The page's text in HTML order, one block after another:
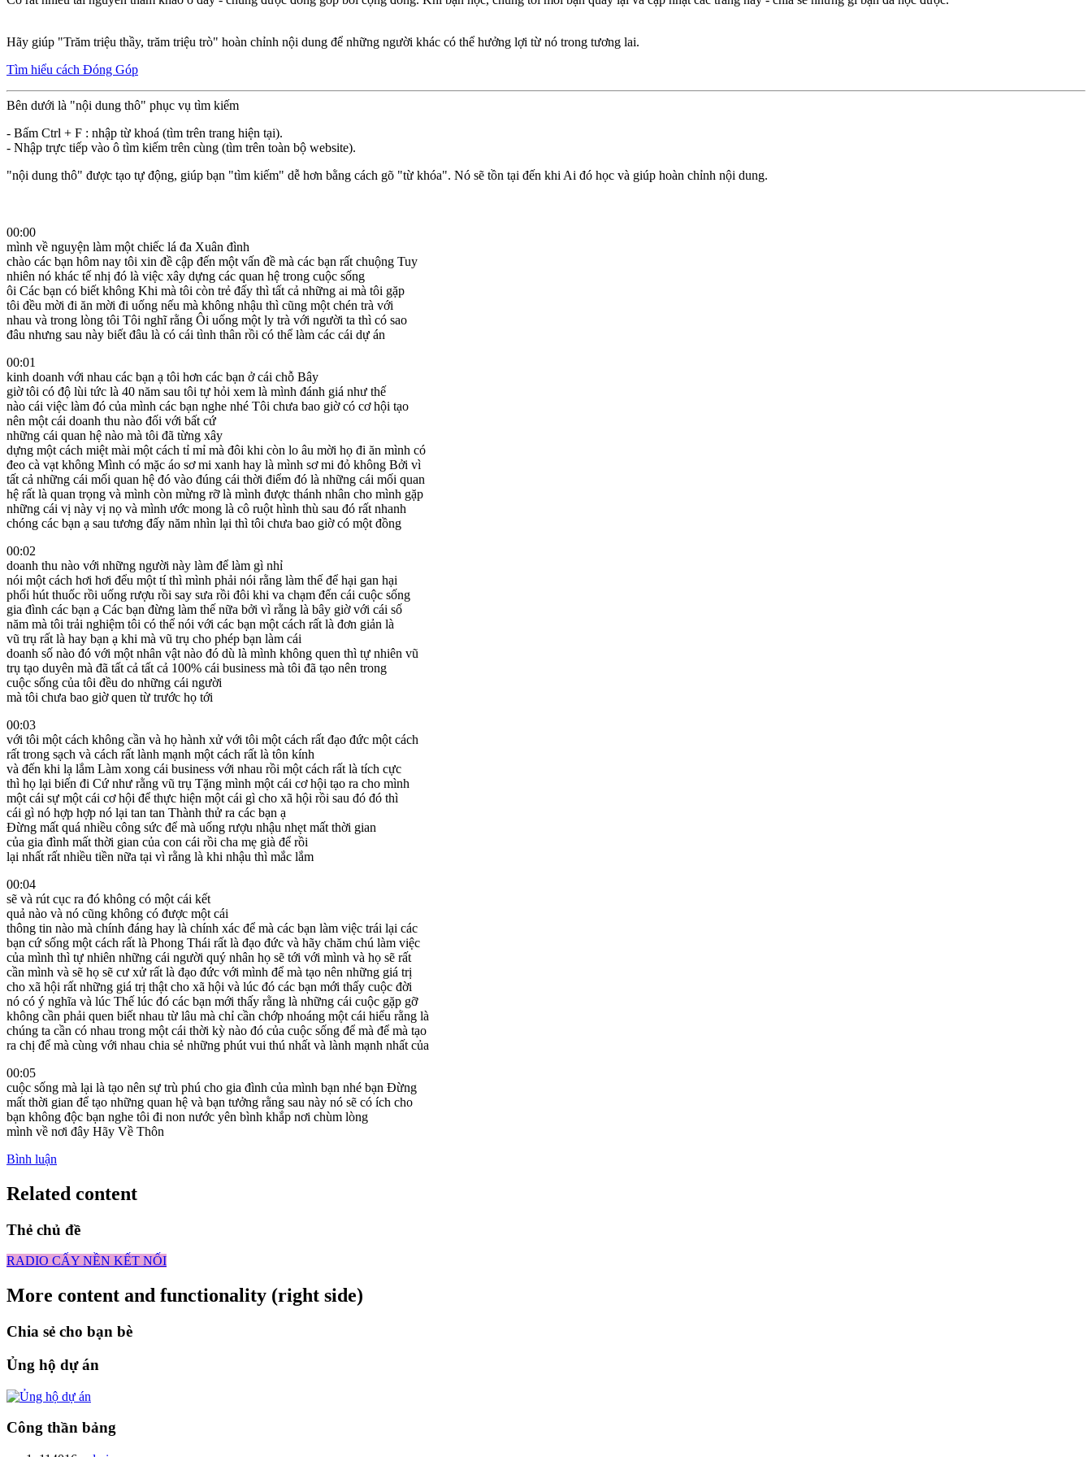
Hãy giúp "Trăm triệu thầy, trăm triệu trò" hoàn chỉnh nội dung để những người khác có thể hưởng lợi từ nó trong tương lai.
Tìm hiểu cách Đóng Góp
Bên dưới là "nội dung thô" phục vụ tìm kiếm
- Bấm Ctrl + F : nhập từ khoá (tìm trên trang hiện tại).
- Nhập trực tiếp vào ô tìm kiếm trên cùng (tìm trên toàn bộ website).
"nội dung thô" được tạo tự động, giúp bạn "tìm kiếm" dễ hơn bằng cách gõ "từ khóa". Nó sẽ tồn tại đến khi Ai đó học và giúp hoàn chỉnh nội dung.
00:00
mình về nguyện làm một chiếc lá đa Xuân đình
chào các bạn hôm nay tôi xin đề cập đến một vấn đề mà các bạn rất chuộng Tuy
nhiên nó khác tế nhị đó là việc xây dựng các quan hệ trong cuộc sống
ôi Các bạn có biết không Khi mà tôi còn trẻ đấy thì tất cả những ai mà tôi gặp
tôi đều mời đi ăn mời đi uống nếu mà không nhậu thì cũng một chén trà với
nhau và trong lòng tôi Tôi nghĩ rằng Ôi uống một ly trà với người ta thì có sao
đâu nhưng sau này biết đâu là có cái tình thân rồi có thể làm các cái dự án
00:01
kinh doanh với nhau các bạn ạ tôi hơn các bạn ở cái chỗ Bây
giờ tôi có độ lùi tức là 40 năm sau tôi tự hỏi xem là mình đánh giá như thế
nào cái việc làm đó của mình các bạn nghe nhé Tôi chưa bao giờ có cơ hội tạo
nên một cái doanh thu nào đối với bất cứ
những cái quan hệ nào mà tôi đã từng xây
dựng một cách miệt mài một cách tỉ mỉ mà đôi khi còn lo âu mời họ đi ăn mình có
đeo cà vạt không Mình có mặc áo sơ mi xanh hay là mình sơ mi đỏ không Bởi vì
tất cả những cái mối quan hệ đó vào đúng cái thời điểm đó là những cái mối quan
hệ rất là quan trọng và mình còn mừng rỡ là mình được thánh nhân cho mình gặp
những cái vị này vị nọ và mình ước mong là cô ruột hình thù sau đó rất nhanh
chóng các bạn ạ sau tương đấy năm nhìn lại thì tôi chưa bao giờ có một đồng
00:02
doanh thu nào với những người này làm để làm gì nhỉ
nói một cách hơi hơi đểu một tí thì mình phải nói rằng làm thế để hại gan hại
phổi hút thuốc rồi uống rượu rồi say sưa rồi đôi khi va chạm đến cái cuộc sống
gia đình các bạn ạ Các bạn đừng làm thế nữa bởi vì rằng là bây giờ với cái số
năm mà tôi trải nghiệm tôi có thể nói với các bạn một cách rất là đơn giản là
vũ trụ rất là hay bạn ạ khi mà vũ trụ cho phép bạn làm cái
doanh số nào đó với một nhân vật nào đó dù là mình không quen thì tự nhiên vũ
trụ tạo duyên mà đã tất cả tất cả 100% cái business mà tôi đã tạo nên trong
cuộc sống của tôi đều do những cái người
mà tôi chưa bao giờ quen từ trước họ tới
00:03
với tôi một cách không cần và họ hành xử với tôi một cách rất đạo đức một cách
rất trong sạch và cách rất lành mạnh một cách rất là tôn kính
và đến khi lạ lắm Làm xong cái business với nhau rồi một cách rất là tích cực
thì họ lại biến đi Cứ như rằng vũ trụ Tặng mình một cái cơ hội tạo ra cho mình
một cái sự một cái cơ hội để thực hiện một cái gì cho xã hội rồi sau đó đó thì
cái gì nó hợp hợp nó lại tan tan Thành thử ra các bạn ạ
Đừng mất quá nhiều công sức để mà uống rượu nhậu nhẹt mất thời gian
của gia đình mất thời gian của con cái rồi cha mẹ già để rồi
lại nhất rất nhiều tiền nữa tại vì rằng là khi nhậu thì mắc lắm
00:04
sẽ và rút cục ra đó không có một cái kết
quả nào và nó cũng không có được một cái
thông tin nào mà chính đáng hay là chính xác để mà các bạn làm việc trái lại các
bạn cứ sống một cách rất là Phong Thái rất là đạo đức và hãy chăm chú làm việc
của mình thì tự nhiên những cái người quý nhân họ sẽ tới với mình và họ sẽ rất
cần mình và sẽ họ sẽ cư xử rất là đạo đức với mình để mà tạo nên những giá trị
cho xã hội rất những giá trị thật cho xã hội và lúc đó các bạn mới thấy cuộc đời
nó có ý nghĩa và lúc Thế lúc đó các bạn mới thấy rằng là những cái cuộc gặp gỡ
không cần phải quen biết nhau từ lâu mà chỉ cần chớp nhoáng một cái hiểu rằng là
chúng ta cần có nhau trong một cái thời kỳ nào đó của cuộc sống để mà để mà tạo
ra chị để mà cùng với nhau chia sẻ những phút vui thú nhất và lành mạnh nhất của
00:05
cuộc sống mà lại là tạo nên sự trù phú cho gia đình của mình bạn nhé bạn Đừng
mất thời gian để tạo những quan hệ và bạn tưởng rằng sau này nó sẽ có ích cho
bạn không độc bạn nghe tôi đi non nước yên bình khắp nơi chùm lòng
mình về nơi đây Hãy Về Thôn
Bình luận
Related content
Thẻ chủ đề
RADIO CẤY NỀN KẾT NỐI
More content and functionality (right side)
Chia sẻ cho bạn bè
Ủng hộ dự án
Công thần bảng